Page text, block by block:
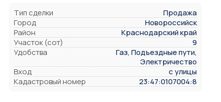
Тип сделки
Продажа
Город
Новороссийск
Район
Краснодарский край
Участок (сот)
9
Удобства
Газ, Подъездные пути,
Электричество
Вход
с улицы
Кадастровый номер
23:47:0107004:8